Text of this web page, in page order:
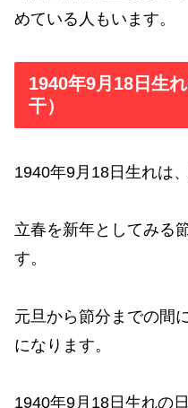
めている人もいます。
1940年9月18日生
干）
1940年9月18日生れは、
立春を新年としてみる
す。
元旦から節分までの間
になります。
1940年9月18日生れの